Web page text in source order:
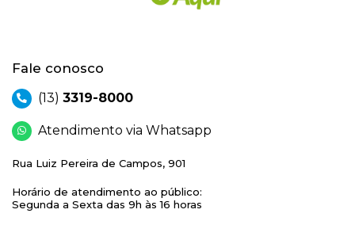
Fale conosco
(13) 3319-8000
Atendimento via Whatsapp
Rua Luiz Pereira de Campos, 901
Horário de atendimento ao público:
Segunda a Sexta das 9h às 16 horas